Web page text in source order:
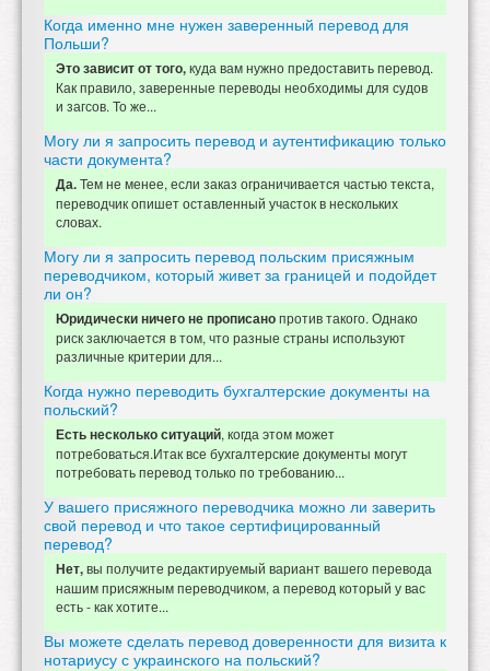
Когда именно мне нужен заверенный перевод для
Польши?
Это зависит от того,куда вам нужно предоставить перевод.
Как правило, заверенные переводы необходимы для судов
и загсов. То же...
Могу ли я запросить перевод и аутентификацию только
части документа?
Да.Тем не менее, если заказ ограничивается частью текста,
переводчик опишет оставленный участок в нескольких
словах.
Могу ли я запросить перевод польским присяжным
переводчиком, который живет за границей и подойдет
ли он?
Юридически ничего не прописанопротив такого. Однако
риск заключается в том, что разные страны используют
различные критерии для...
Когда нужно переводить бухгалтерские документы на
польский?
Есть несколько ситуаций, когда этом может
потребоваться.Итак все бухгалтерские документы могут
потребовать перевод только по требованию...
У вашего присяжного переводчика можно ли заверить
свой перевод и что такое сертифицированный
перевод?
Нет,вы получите редактируемый вариант вашего перевода
нашим присяжным переводчиком, а перевод который у вас
есть - как хотите...
Вы можете сделать перевод доверенности для визита к
нотариусу с украинского на польский?